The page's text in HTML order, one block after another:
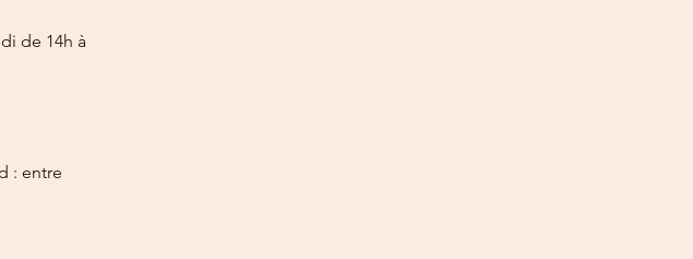
de 14h à
: entre